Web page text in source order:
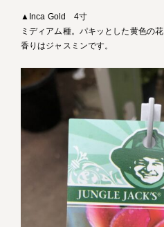
▲Inca Gold 4寸
ミディアム種。パキッとした黄色の花
香りはジャスミンです。